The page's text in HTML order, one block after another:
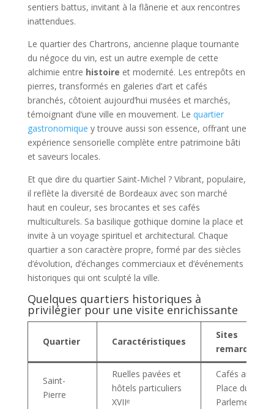
sentiers battus, invitant à la flânerie et aux rencontres
inattendues.
Le quartier des Chartrons, ancienne plaque tournante
du négoce du vin, est un autre exemple de cette
alchimie entre histoire et modernité. Les entrepôts en
pierres, transformés en galeries d’art et cafés
branchés, côtoient aujourd’hui musées et marchés,
témoignant d’une ville en mouvement. Le quartier
gastronomique y trouve aussi son essence, offrant une
expérience sensorielle complète entre patrimoine bâti
et saveurs locales.
Et que dire du quartier Saint-Michel ? Vibrant, populaire,
il reflète la diversité de Bordeaux avec son marché
haut en couleur, ses brocantes et ses cafés
multiculturels. Sa basilique gothique domine la place et
invite à un voyage spirituel et architectural. Chaque
quartier a son caractère propre, formé par des siècles
d’évolution, d’échanges commerciaux et d’événements
historiques qui ont sculpté la ville.
Quelques quartiers historiques à
privilégier pour une visite enrichissante
Quartier Caractéristiques
Sites
Saint-
Pierre
Ruelles pavées et
hôtels particuliers
XVIIᵉ
Cafés animés,
Place du
Parlement